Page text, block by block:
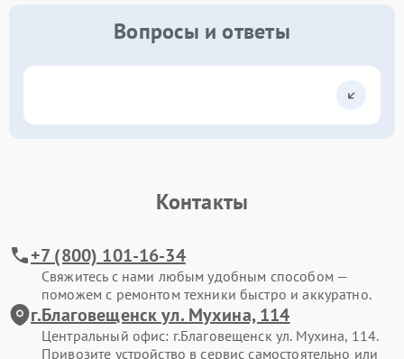
Вопросы и ответы
Контакты
+7 (800) 101-16-34
Свяжитесь с нами любым удобным способом —
поможем с ремонтом техники быстро и аккуратно.
г.Благовещенск ул. Мухина, 114
Центральный офис: г.Благовещенск ул. Мухина, 114.
Привозите устройство в сервис самостоятельно или